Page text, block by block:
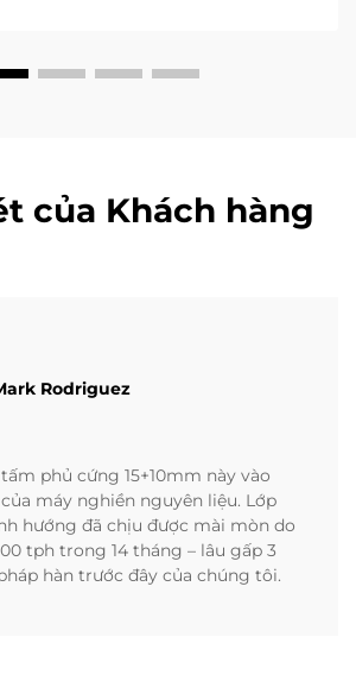
của Khách hàng
Rodriguez
phủ cứng 15+10mm này vào
máy nghiền nguyên liệu. Lớp
hướng đã chịu được mài mòn do
tph trong 14 tháng – lâu gấp 3
hàn trước đây của chúng tôi.